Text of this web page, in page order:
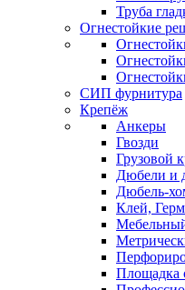
Труба
Огнестойкие
СИП фурнитура
Крепёж
Анкеры
Гвозди
Грузовой
Дюбели и
Дюбель-
Клей,
Площадка